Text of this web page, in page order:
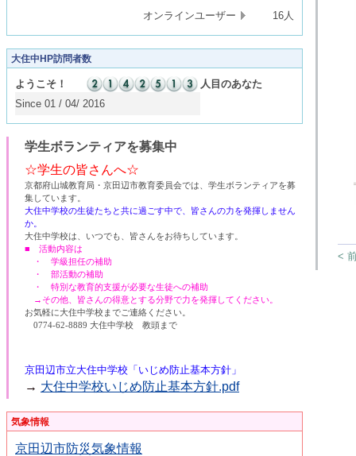
オンラインユーザー 16人
大住中HP訪問者数
ようこそ！
人目のあなた
Since 01 / 04/ 2016
学生ボランティアを募集中
☆学生の皆さんへ☆
京都府山城教育局・京田辺市教育委員会では、学生ボランティアを募
集しています。
大住中学校の生徒たちと共に過ごす中で、皆さんの力を発揮しません
か。
大住中学校は、いつでも、皆さんをお待ちしています。
■ 活動内容は
・ 学級担任の補助
・ 部活動の補助
・ 特別な教育的支援が必要な生徒への補助
→その他、皆さんの得意とする分野で力を発揮してください。
お気軽に大住中学校までご連絡ください。
0774-62-8889 大住中学校 教頭まで
京田辺市立大住中学校「いじめ防止基本方針」
→ 大住中学校いじめ防止基本方針.pdf
気象情報
京田辺市防災気象情報
<